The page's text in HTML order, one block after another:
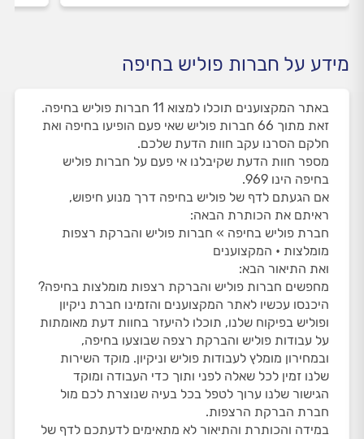
מידע על חברות פוליש בחיפה
באתר המקצוענים תוכלו למצוא 11 חברות פוליש בחיפה.
זאת מתוך 66 חברות פוליש שאי פעם הופיעו בחיפה ואת
חלקם הסרנו עקב חוות הדעת שלכם.
מספר חוות הדעת שקיבלנו אי פעם על חברות פוליש
בחיפה הינו 969.
אם הגעתם לדף של פוליש בחיפה דרך מנוע חיפוש,
ראיתם את הכותרת הבאה:
חברת פוליש בחיפה » חברות פוליש והברקת רצפות
מומלצות • המקצוענים
ואת התיאור הבא:
מחפשים חברות פוליש והברקת רצפות מומלצות בחיפה?
היכנסו עכשיו לאתר המקצוענים והזמינו חברת ניקיון
ופוליש בפיקוח שלנו, תוכלו להיעזר בחוות דעת מאומתות
על עבודות פוליש והברקת רצפה שבוצעו בחיפה,
ובמחירון מומלץ לעבודות פוליש וניקיון. מוקד השירות
שלנו זמין לכל שאלה לפני ותוך כדי העבודה ומוקד
הגישור שלנו ערוך לטפל בכל בעיה שנוצרת לכם מול
חברת הברקת הרצפות.
במידה והכותרת והתיאור לא מתאימים לדעתכם לדף של